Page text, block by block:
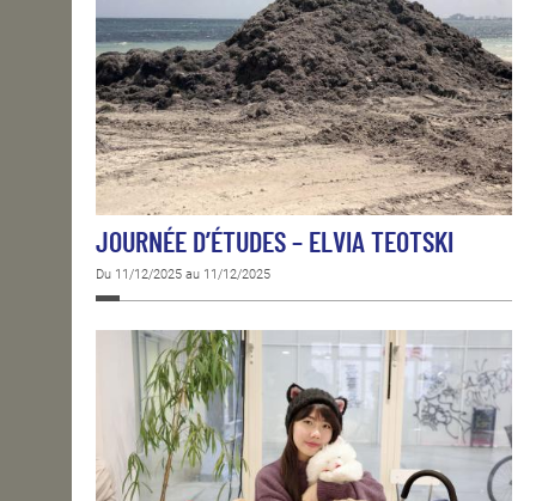
JOURNÉE D’ÉTUDES – ELVIA TEOTSKI
Du 11/12/2025 au 11/12/2025